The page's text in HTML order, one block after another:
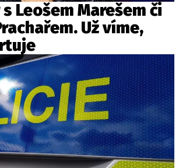
Leošem Marešem či
Už víme,